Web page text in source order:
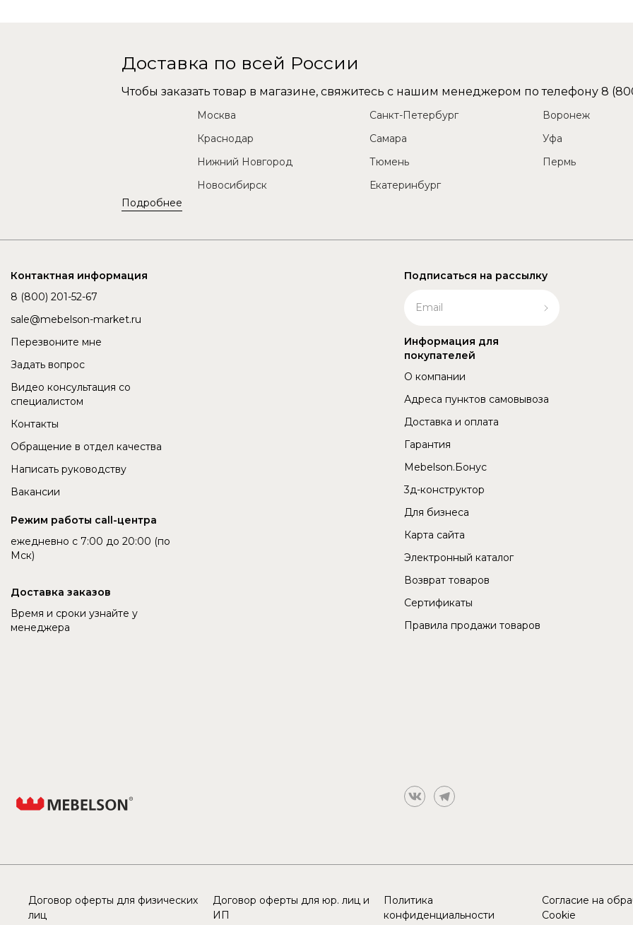
Доставка по всей России
Чтобы заказать товар в магазине, свяжитесь с нашим менеджером по телефону 8
Подробнее
Москва Санкт-Петербург
Воронеж
Краснодар
Самара
Уфа
Нижний Новгород
Тюмень
Пермь
Новосибирск
Екатеринбург
Контактная информация
8 (800) 201-52-67
sale@mebelson-market.ru
Перезвоните мне
Задать вопрос
Видео консультация со
специалистом
Контакты
Обращение в отдел качества
Написать руководству
Вакансии
Режим работы call-центра
ежедневно с 7:00 до 20:00 (по
Мск)
Доставка заказов
Время и сроки узнайте у
менеджера
Подписаться на рассылку
Информация для
покупателей
О компании
Адреса пунктов самовывоза
Доставка и оплата
Гарантия
Mebelson.Бонус
3д-конструктор
Для бизнеса
Карта сайта
Электронный каталог
Возврат товаров
Сертификаты
Правила продажи товаров
Договор оферты для физических
лиц
Договор оферты для юр. лиц и
ИП
Политика
конфиденциальности
Согласие на
Cookie